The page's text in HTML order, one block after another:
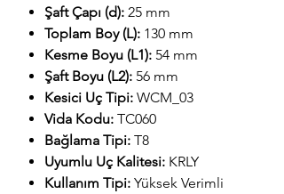
Şaft Çapı (d): 25 mm
Toplam Boy (L): 130 mm
Kesme Boyu (L1): 54 mm
Şaft Boyu (L2): 56 mm
Kesici Uç Tipi: WCM_03
Vida Kodu: TC060
Bağlama Tipi: T8
Uyumlu Uç Kalitesi: KRLY
Kullanım Tipi: Yüksek Verimli